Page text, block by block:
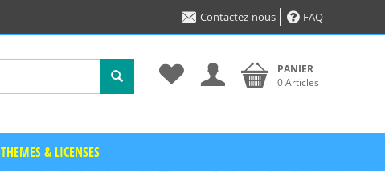
Contactez-nous FAQ
PANIER
0 Articles
THEMES & LICENSES